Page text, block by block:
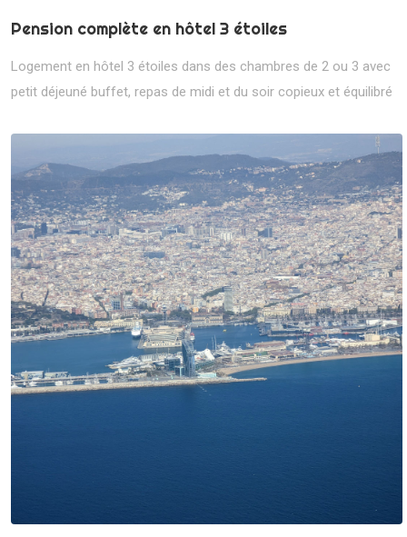
Pension complète en hôtel 3 étoiles
Logement en hôtel 3 étoiles dans des chambres de 2 ou 3 avec
petit déjeuné buffet, repas de midi et du soir copieux et équilibré